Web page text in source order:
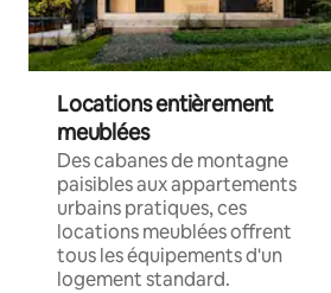
Locations entièrement
meublées
Des cabanes de montagne
paisibles aux appartements
urbains pratiques, ces
locations meublées offrent
tous les équipements d'un
logement standard.